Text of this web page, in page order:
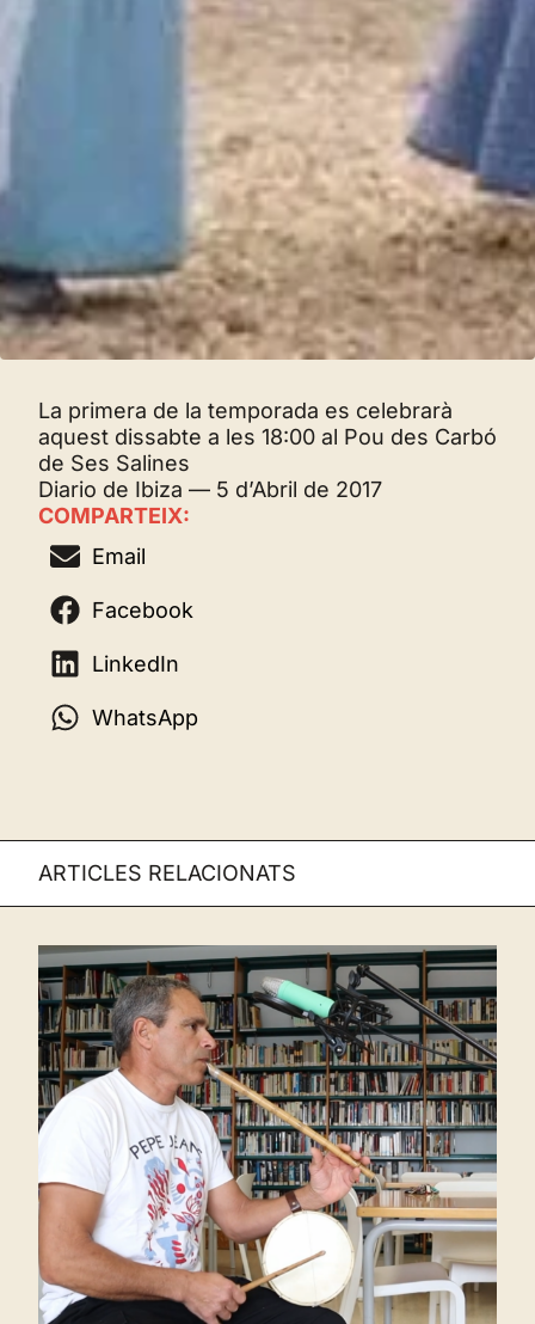
COMPARTEIX:
Email
Facebook
LinkedIn
WhatsApp
La primera de la temporada es celebrarà
aquest dissabte a les 18:00 al Pou des Carbó
de Ses Salines
Diario de Ibiza — 5 d’Abril de 2017
ARTICLES RELACIONATS